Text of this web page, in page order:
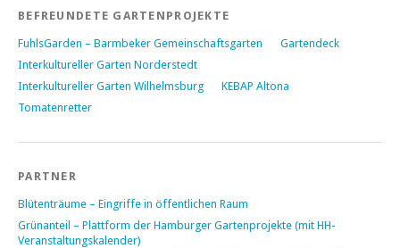
BEFREUNDETE GARTENPROJEKTE
FuhlsGarden – Barmbeker Gemeinschaftsgarten
Gartendeck
Interkultureller Garten Norderstedt
Interkultureller Garten Wilhelmsburg
KEBAP Altona
Tomatenretter
PARTNER
Blütenträume – Eingriffe in öffentlichen Raum
Grünanteil – Plattform der Hamburger Gartenprojekte (mit HH-
Veranstaltungskalender)